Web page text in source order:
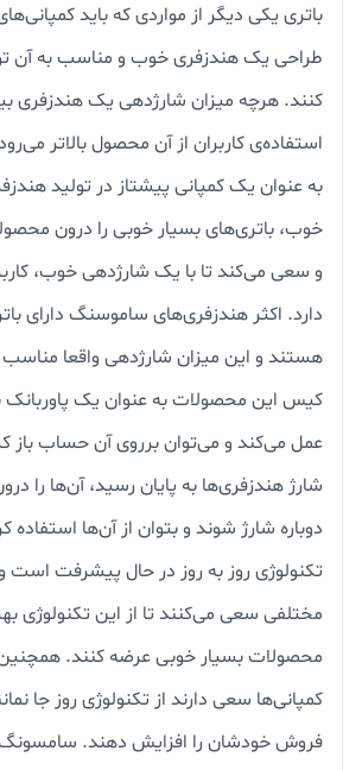
باتری یکی دیگر از مواردی که باید
طراحی یک هندزفری خوب و مناسب به آن
کنند. هرچه میزان شارژدهی یک هندزفری
استفاده‌ی کاربران از آن محصول بالاتر
به عنوان یک کمپانی پیشتاز در تولید
خوب، باتری‌های بسیار خوبی را درون
و سعی می‌کند تا با یک شارژدهی خوب،
دارد. اکثر هندزفری‌های ساموسنگ دارای
هستند و این میزان شارژدهی واقعا
کیس این محصولات به عنوان یک پاوربانک
عمل می‌کند و می‌توان برروی آن حساب باز
شارژ هندزفری‌ها به پایان رسید، آن‌ها را
دوباره شارژ شوند و بتوان از آن‌ها استفاده
تکنولوژی روز به روز در حال پیشرفت است
مختلفی سعی می‌کنند تا از این تکنولوژی
محصولات بسیار خوبی عرضه کنند.
کمپانی‌ها سعی دارند از تکنولوژی روز جا
فروش خودشان را افزایش دهند. سامسونگ